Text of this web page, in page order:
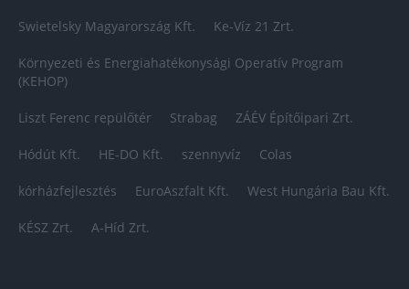
Swietelsky Magyarország Kft. Ke-Víz 21 Zrt.
Környezeti és Energiahatékonysági Operatív Program
(KEHOP)
Liszt Ferenc repülőtér Strabag ZÁÉV Építőipari Zrt.
Hódút Kft. HE-DO Kft. szennyvíz Colas
kórházfejlesztés EuroAszfalt Kft. West Hungária Bau Kft.
KÉSZ Zrt. A-Híd Zrt.